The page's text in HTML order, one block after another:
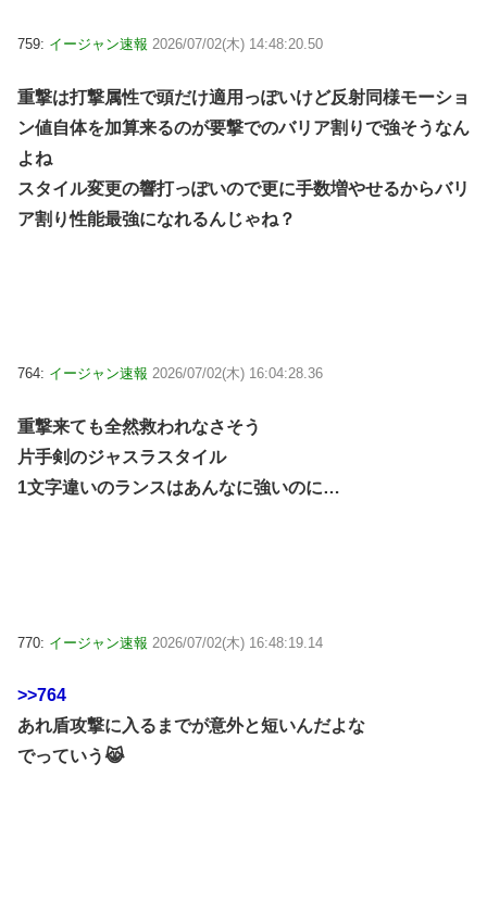
759: イージャン速報 2026/07/02(木) 14:48:20.50
重撃は打撃属性で頭だけ適用っぽいけど反射同様モーショ
ン値自体を加算来るのが要撃でのバリア割りで強そうなん
よね
スタイル変更の響打っぽいので更に手数増やせるからバリ
ア割り性能最強になれるんじゃね？
764: イージャン速報 2026/07/02(木) 16:04:28.36
重撃来ても全然救われなさそう
片手剣のジャスラスタイル
1文字違いのランスはあんなに強いのに…
770: イージャン速報 2026/07/02(木) 16:48:19.14
>>764
あれ盾攻撃に入るまでが意外と短いんだよな
でっていう😹